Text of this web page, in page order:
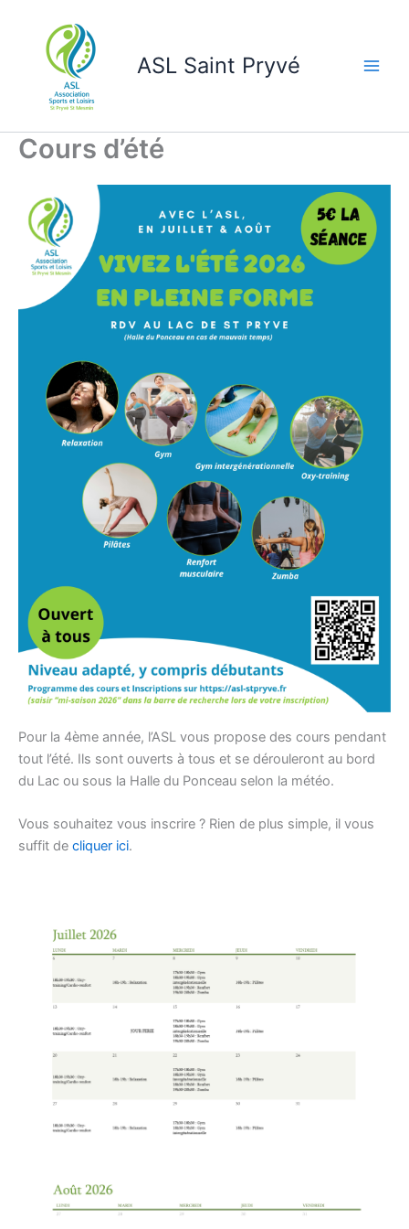
contenu
ASL Saint Pryvé
Cours d’été
Pour la 4ème année, l’ASL vous propose des cours pendant
tout l’été. Ils sont ouverts à tous et se dérouleront au bord
du Lac ou sous la Halle du Ponceau selon la météo.
Vous souhaitez vous inscrire ? Rien de plus simple, il vous
suffit de cliquer ici.